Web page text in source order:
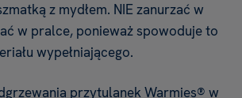
z mydłem. NIE zanurzać w
w pralce, ponieważ spowoduje to
wypełniającego.
przytulanek Warmies® w